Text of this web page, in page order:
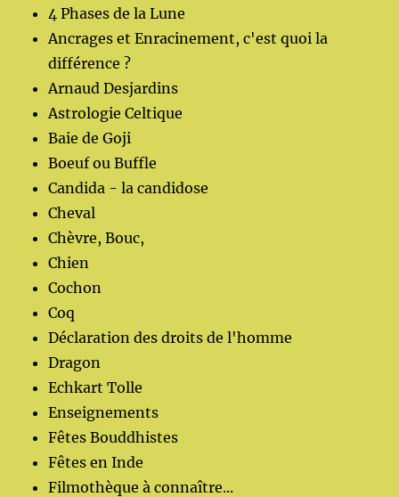
4 Phases de la Lune
Ancrages et Enracinement, c'est quoi la
différence ?
Arnaud Desjardins
Astrologie Celtique
Baie de Goji
Boeuf ou Buffle
Candida - la candidose
Cheval
Chèvre, Bouc,
Chien
Cochon
Coq
Déclaration des droits de l'homme
Dragon
Echkart Tolle
Enseignements
Fêtes Bouddhistes
Fêtes en Inde
Filmothèque à connaître...